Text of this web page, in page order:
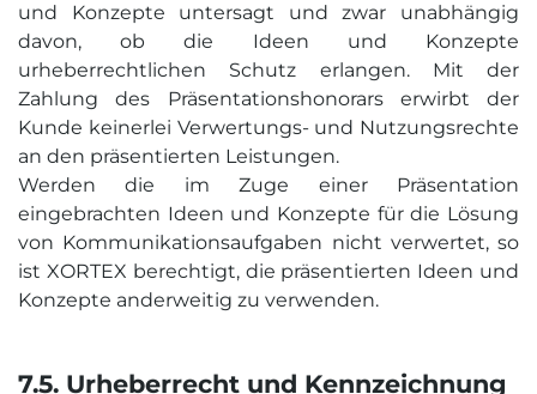
und Konzepte untersagt und zwar unabhängig
davon, ob die Ideen und Konzepte
urheberrechtlichen Schutz erlangen. Mit der
Zahlung des Präsentationshonorars erwirbt der
Kunde keinerlei Verwertungs- und Nutzungsrechte
an den präsentierten Leistungen.
Werden die im Zuge einer Präsentation
eingebrachten Ideen und Konzepte für die Lösung
von Kommunikationsaufgaben nicht verwertet, so
ist XORTEX berechtigt, die präsentierten Ideen und
Konzepte anderweitig zu verwenden.
7.5. Urheber­recht und Kenn­zeichnung